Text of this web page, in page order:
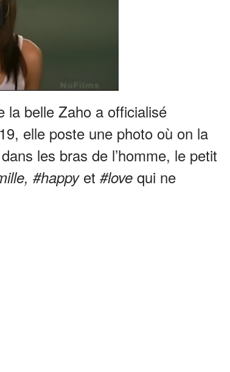
la belle Zaho a officialisé
elle poste une photo où on la
les bras de l’homme, le petit
#happyet #love qui ne